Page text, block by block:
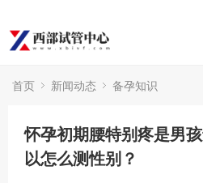
首页 新闻动态 备孕知识
怀孕初期腰特别疼是男
以怎么测性别？